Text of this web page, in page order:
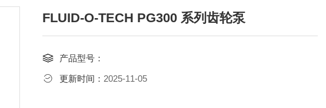
FLUID-O-TECH PG300 系列齿轮泵
产品型号：
更新时间： 2025-11-05